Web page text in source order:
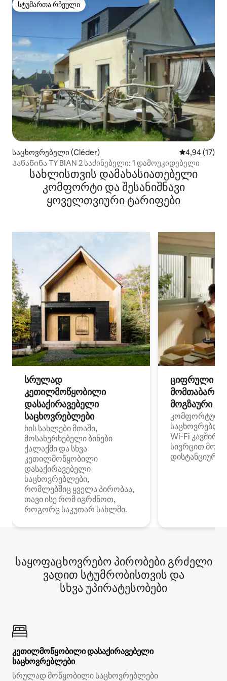
სტუმართა რჩეული
სტუმართა რჩეული
საცხოვრებელი (Cléder) საშუალო
4,94 (17)
Პაწაწინა TY BIAN 2 საძინებელი: 1 დამოუკიდებელი
სახლისთვის დამახასიათებელი
კომფორტი და შესანიშნავი
ყოველთვიური ტარიფები
სრულად
კეთილმოწყობილი
დასაქირავებელი
საცხოვრებლები
ხის სახლები მთაში,
მოსახერხებელი ბინები
ქალაქში და სხვა
კეთილმოწყობილი
დასაქირავებელი
საცხოვრებლები,
რომლებშიც ყველა პირობაა,
თავი ისე რომ იგრძნოთ,
როგორც საკუთარ სახლში.
ციფრული
მოგზაური
კომფორტული
Wi‑Fi
სივრცით
დისტანციური
საყოფაცხოვრებო პირობები გრძელი
ვადით სტუმრობისთვის და
სხვა უპირატესობები
კეთილმოწყობილი დასაქირავებელი
საცხოვრებლები
სრულად მოწყობილი საცხოვრებლები